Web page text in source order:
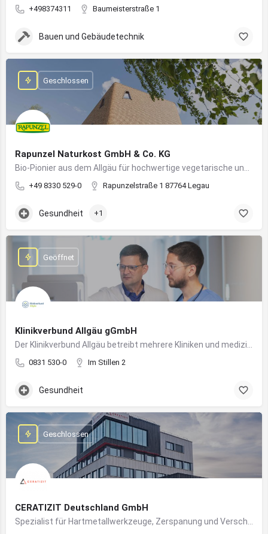
+498374311 Baumeisterstraße 1
Bauen und Gebäudetechnik
Rapunzel Naturkost GmbH & Co. KG
+49 8330 529-0 Rapunzelstraße 1 87764 Legau
Geschlossen
Gesundheit +1
Klinikverbund Allgäu gGmbH
0831 530-0 Im Stillen 2
Geöffnet
Gesundheit
CERATIZIT Deutschland GmbH
Geschlossen